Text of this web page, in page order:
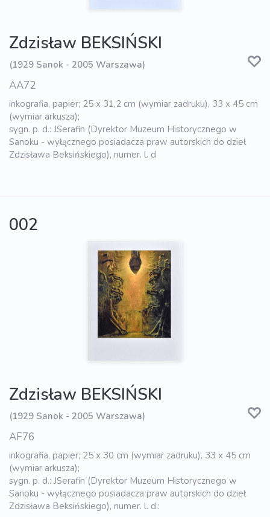
Zdzisław BEKSIŃSKI
(1929 Sanok - 2005 Warszawa)
AA72
inkografia, papier; 25 x 31,2 cm (wymiar zadruku), 33 x 45 cm
(wymiar arkusza);
sygn. p. d.: JSerafin (Dyrektor Muzeum Historycznego w
Sanoku - wyłącznego posiadacza praw autorskich do dzieł
Zdzisława Beksińskiego), numer. l. d
002
Zdzisław BEKSIŃSKI
(1929 Sanok - 2005 Warszawa)
AF76
inkografia, papier; 25 x 30 cm (wymiar zadruku), 33 x 45 cm
(wymiar arkusza);
sygn. p. d.: JSerafin (Dyrektor Muzeum Historycznego w
Sanoku - wyłącznego posiadacza praw autorskich do dzieł
Zdzisława Beksińskiego), numer. l. d.: